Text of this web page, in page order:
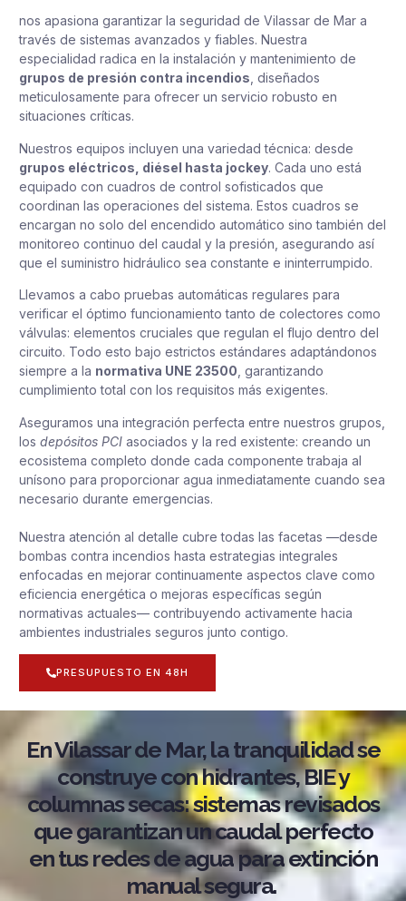
nos apasiona garantizar la seguridad de Vilassar de Mar a
través de sistemas avanzados y fiables. Nuestra
especialidad radica en la instalación y mantenimiento de
grupos de presión contra incendios, diseñados
meticulosamente para ofrecer un servicio robusto en
situaciones críticas.
Nuestros equipos incluyen una variedad técnica: desde
grupos eléctricos, diésel hasta jockey. Cada uno está
equipado con cuadros de control sofisticados que
coordinan las operaciones del sistema. Estos cuadros se
encargan no solo del encendido automático sino también del
monitoreo continuo del caudal y la presión, asegurando así
que el suministro hidráulico sea constante e ininterrumpido.
Llevamos a cabo pruebas automáticas regulares para
verificar el óptimo funcionamiento tanto de colectores como
válvulas: elementos cruciales que regulan el flujo dentro del
circuito. Todo esto bajo estrictos estándares adaptándonos
siempre a la normativa UNE 23500 , garantizando
cumplimiento total con los requisitos más exigentes.
Aseguramos una integración perfecta entre nuestros grupos,
los depósitos PCI asociados y la red existente: creando un
ecosistema completo donde cada componente trabaja al
unísono para proporcionar agua inmediatamente cuando sea
necesario durante emergencias.
Nuestra atención al detalle cubre todas las facetas —desde
bombas contra incendios hasta estrategias integrales
enfocadas en mejorar continuamente aspectos clave como
eficiencia energética o mejoras específicas según
normativas actuales— contribuyendo activamente hacia
ambientes industriales seguros junto contigo.
PRESUPUESTO EN 48H
En Vilassar de Mar, la tranquilidad se
construye con hidrantes, BIE y
columnas secas: sistemas revisados
que garantizan un caudal perfecto
en tus redes de agua para extinción
manual segura.